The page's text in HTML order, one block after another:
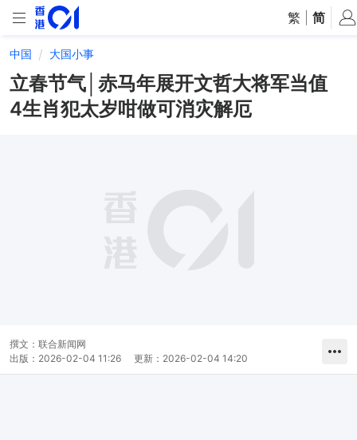
繁 简
中国 大国小事
立春节气│赤马年展开文哲大将军当值
4生肖犯太岁咁做可消灾解厄
撰文： 联合新闻网
出版： 2026-02-04 11:26 更新： 2026-02-04 14:20